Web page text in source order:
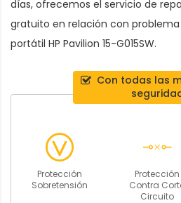
días, ofrecemos el servicio de
gratuito en relación con
portátil HP Pavilion 15-G015SW.
Con todas las
Protección
Sobretensión
Protección
Contra
Circuito